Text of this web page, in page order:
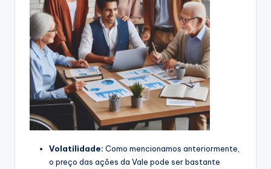
Volatilidade: Como mencionamos anteriormente,
o preço das ações da Vale pode ser bastante